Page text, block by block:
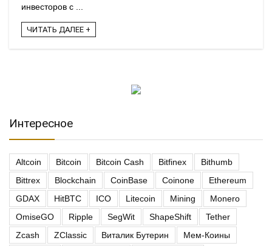
инвесторов с ...
ЧИТАТЬ ДАЛЕЕ +
Интересное
Altcoin Bitcoin Bitcoin Cash Bitfinex
Bithumb
Bittrex
Blockchain CoinBase Coinone
Ethereum
GDAX
HitBTC ICO Litecoin Mining
Monero
OmiseGO
Ripple SegWit ShapeShift
Tether
Zcash
ZClassic Виталик Бутерин
Мем-Коины